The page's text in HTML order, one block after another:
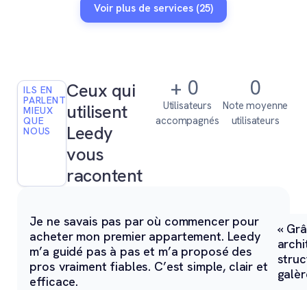
Voir plus de services (25)
ILS EN
PARLENT
MIEUX
QUE
NOUS
Ceux qui
utilisent
Leedy
vous
racontent
+ 0
Utilisateurs
accompagnés
0
Note moyenne
utilisateurs
Je ne savais pas par où commencer pour
acheter mon premier appartement. Leedy
m’a guidé pas à pas et m’a proposé des
pros vraiment fiables. C’est simple, clair et
efficace.
«